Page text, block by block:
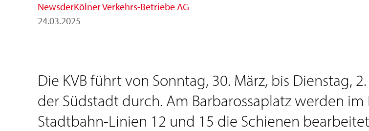
NewsderKölner Verkehrs-Betriebe AG
24.03.2025
Die KVB führt von Sonntag, 30. März, bis Dienstag,
der Südstadt durch. Am Barbarossaplatz werden
Stadtbahn-Linien 12 und 15 die Schienen